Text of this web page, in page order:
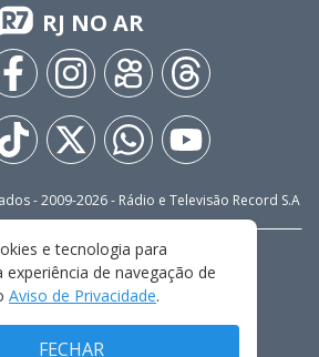
RJ NO AR
- 2009-2026- Rádio e Televisão Record S.A
FALE CONOSCO
PRIVACIDADE
E CONDIÇÕES DE USO
e tecnologia para
experiência de navegação de
Aviso de Privacidade.
FECHAR